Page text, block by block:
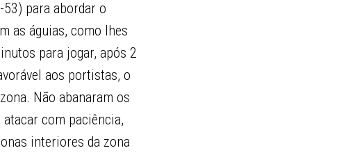
para abordar o
as águias, como lhes
para jogar, após 2
aos portistas, o
Não abanaram os
com paciência,
interiores da zona